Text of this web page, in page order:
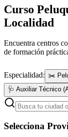
Curso
Localidad
Encuentra centros
de formación
Especialidad: ✂️
🩺 Auxiliar Técnico
Selecciona